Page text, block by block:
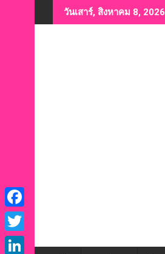
to
วันเสาร์, สิงหาคม 8, 2026
F
a
T